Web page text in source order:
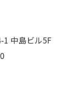
1 中島ビル5F